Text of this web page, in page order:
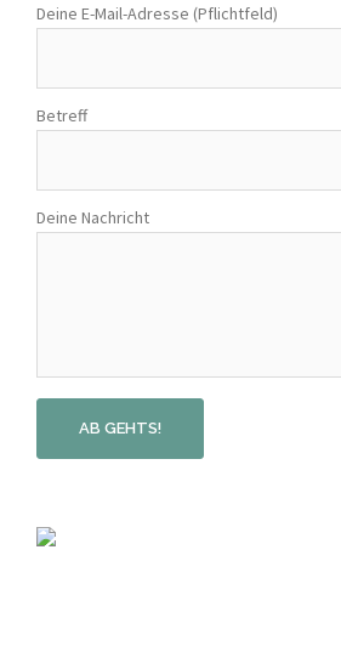
Deine E-Mail-Adresse (Pflichtfeld)
Betreff
Deine Nachricht